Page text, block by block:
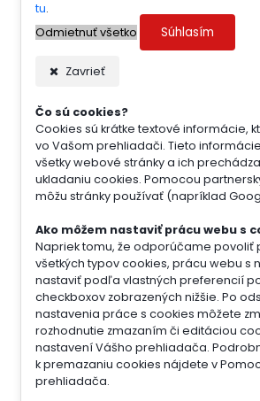
tu.
Odmietnuť všetko
Súhlasím
Zavrieť
Čo sú cookies?
Cookies sú krátke textové informácie,
vo Vašom prehliadači. Tieto
všetky webové stránky a ich
ukladaniu cookies. Pomocou
môžu stránky používať (napríklad
Ako môžem nastaviť prácu webu s
Napriek tomu, že odporúčame povoliť
všetkých typov cookies, prácu webu s
nastaviť podľa vlastných preferencií
checkboxov zobrazených nižšie. Po
nastavenia práce s cookies môžete
rozhodnutie zmazaním či editáciou
nastavení Vášho prehliadača.
k premazaniu cookies nájdete v
prehliadača.